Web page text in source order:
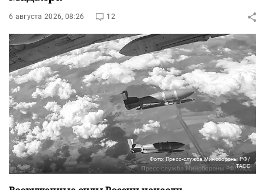
6 августа 2026, 08:26 12
Фото: Пресс-служба Минобороны РФ/
ТАСС